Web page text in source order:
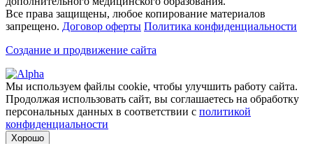
Все права защищены, любое копирование материалов
запрещено. Договор оферты Политика конфиденциальности
Создание и продвижение сайта
Мы используем файлы cookie, чтобы улучшить работу сайта.
Продолжая использовать сайт, вы соглашаетесь на обработку
персональных данных в соответствии с политикой
конфиденциальности
Хорошо